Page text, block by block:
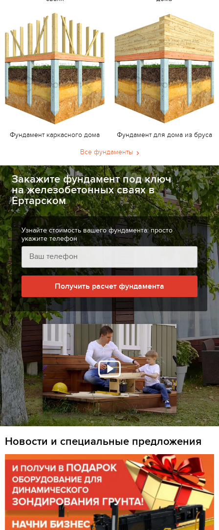
Фундамент каркасного дома Фундамент для дома из бруса
Все фундаменты
Закажите фундамент под ключ
на железобетонных сваях в
Ертарском
Узнайте стоимость вашего фундамента: просто
укажите телефон
Получить расчет фундамента
Новости и специальные предложения